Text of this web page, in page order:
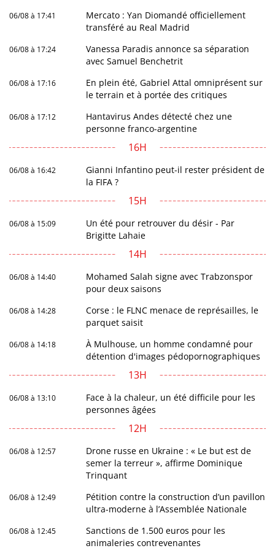
06/08 à 17:41
Mercato : Yan Diomandé officiellement
transféré au Real Madrid
06/08 à 17:24
Vanessa Paradis annonce sa séparation
avec Samuel Benchetrit
06/08 à 17:16
En plein été, Gabriel Attal omniprésent sur
le terrain et à portée des critiques
06/08 à 17:12
Hantavirus Andes détecté chez une
personne franco-argentine
16H
06/08 à 16:42
Gianni Infantino peut-il rester président de
la FIFA ?
15H
06/08 à 15:09
Un été pour retrouver du désir - Par
Brigitte Lahaie
14H
06/08 à 14:40
Mohamed Salah signe avec Trabzonspor
pour deux saisons
06/08 à 14:28
Corse : le FLNC menace de représailles, le
parquet saisit
06/08 à 14:18
À Mulhouse, un homme condamné pour
détention d'images pédopornographiques
13H
06/08 à 13:10
Face à la chaleur, un été difficile pour les
personnes âgées
12H
06/08 à 12:57
Drone russe en Ukraine : « Le but est de
semer la terreur », affirme Dominique
Trinquant
06/08 à 12:49
Pétition contre la construction d’un pavillon
ultra-moderne à l’Assemblée Nationale
06/08 à 12:45
Sanctions de 1.500 euros pour les
animaleries contrevenantes